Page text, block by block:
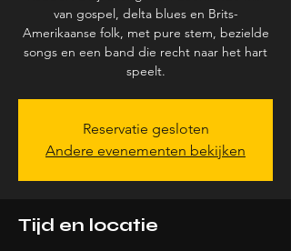
van gospel, delta blues en Brits-
Amerikaanse folk, met pure stem, bezielde
songs en een band die recht naar het hart
speelt.
Reservatie gesloten
Andere evenementen bekijken
Tijd en locatie